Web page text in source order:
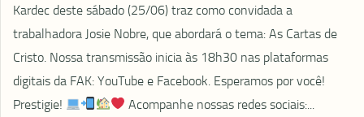
Kardec deste sábado (25/06) traz como convidada a
trabalhadora Josie Nobre, que abordará o tema: As Cartas de
Cristo. Nossa transmissão inicia às 18h30 nas plataformas
digitais da FAK: YouTube e Facebook. Esperamos por você!
Prestigie!
Acompanhe nossas redes sociais:...